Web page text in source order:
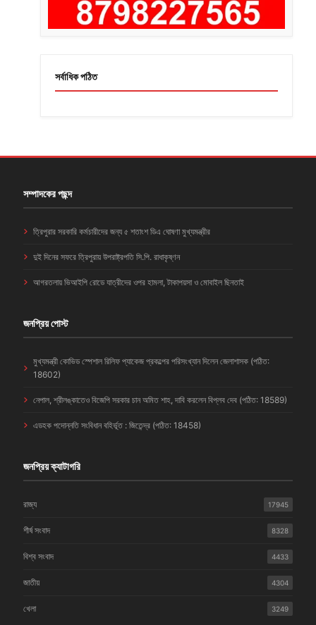
সর্বাধিক পঠিত
সম্পাদকের পছন্দ
ত্রিপুরার সরকারি কর্মচারীদের জন্য ৫ শতাংশ ডিএ ঘোষণা মুখ্যমন্ত্রীর
দুই দিনের সফরে ত্রিপুরায় উপরাষ্ট্রপতি সি.পি. রাধাকৃষ্ণন
আগরতলায় ভিআইপি রোডে যাত্রীদের ওপর হামলা, টাকাপয়সা ও মোবাইল ছিনতাই
জনপ্রিয় পোস্ট
মুখ্যমন্ত্রী কোভিড স্পেশাল রিলিফ প্যাকেজ প্রকল্পের পরিসংখ্যান দিলেন জেলাশাসক (পঠিত:
18602)
নেপাল, শ্রীলঙ্কাতেও বিজেপি সরকার চান অমিত শাহ, দাবি করলেন বিপ্লব দেব (পঠিত: 18589)
এডহক পদোন্নতি সংবিধান বহির্ভূত : জিতেন্দ্র (পঠিত: 18458)
জনপ্রিয় ক্যাটাগরি
রাজ্য 17945
শীর্ষ সংবাদ 8328
বিশ্ব সংবাদ 4433
জাতীয় 4304
খেলা 3249